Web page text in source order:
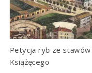
Petycja ryb ze
Książęcego